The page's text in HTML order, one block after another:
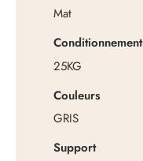
Mat
Conditionnement
25KG
Couleurs
GRIS
Support